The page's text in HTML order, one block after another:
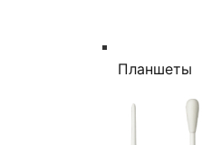
Планшеты